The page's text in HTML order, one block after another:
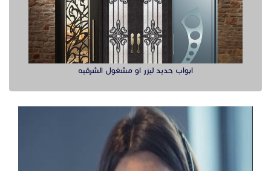
ابواب حديد ليزر او مشغول الشرقيه